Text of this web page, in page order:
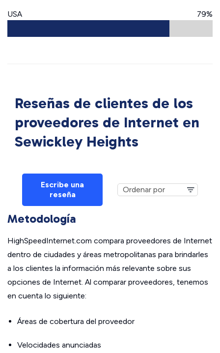
USA 79%
Reseñas de clientes de los
proveedores de Internet en
Sewickley Heights
Escribe una
reseña
Metodología
HighSpeedInternet.com compara proveedores de Internet
dentro de ciudades y áreas metropolitanas para brindarles
a los clientes la información más relevante sobre sus
opciones de Internet. Al comparar proveedores, tenemos
en cuenta lo siguiente:
Áreas de cobertura del proveedor
Velocidades anunciadas